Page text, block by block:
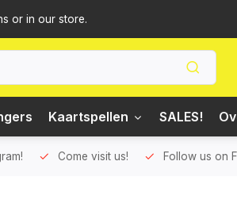
or in our store.
Kaartspellen SALES!
Come visit us! Follow us on